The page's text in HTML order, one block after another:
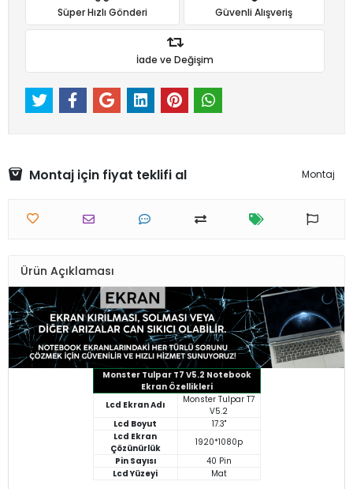
Süper Hızlı Gönderi Güvenli Alışveriş
İade ve Değişim
Montaj için fiyat teklifi al Montaj
Ürün Açıklaması
Monster Tulpar T7 V5.2 Notebook
Ekran Özellikleri
Lcd Ekran Adı
Monster Tulpar T7
V5.2
Lcd Boyut
17.3"
Lcd Ekran
Çözünürlük
1920*1080p
Pin Sayısı
40 Pin
Lcd Yüzeyi
Mat